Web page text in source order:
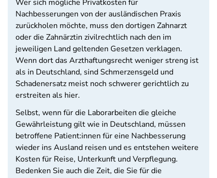
Wer sich mögliche Privatkosten für
Nachbesserungen von der ausländischen Praxis
zurückholen möchte, muss den dortigen Zahnarzt
oder die Zahnärztin zivilrechtlich nach den im
jeweiligen Land geltenden Gesetzen verklagen.
Wenn dort das Arzthaftungsrecht weniger streng ist
als in Deutschland, sind Schmerzensgeld und
Schadenersatz meist noch schwerer gerichtlich zu
erstreiten als hier.
Selbst, wenn für die Laborarbeiten die gleiche
Gewährleistung gilt wie in Deutschland, müssen
betroffene Patient:innen für eine Nachbesserung
wieder ins Ausland reisen und es entstehen weitere
Kosten für Reise, Unterkunft und Verpflegung.
Bedenken Sie auch die Zeit, die Sie für die